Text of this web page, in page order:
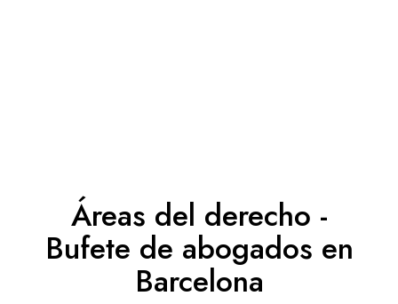
Áreas del derecho -
Bufete de abogados en
Barcelona